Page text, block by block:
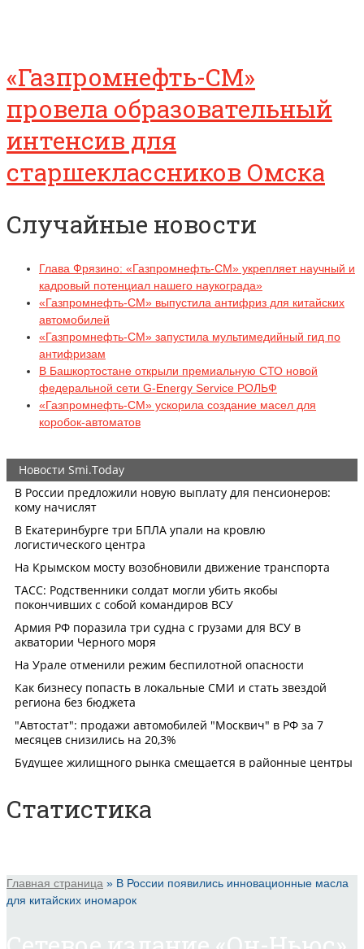
«Газпромнефть-СМ»
провела образовательный
интенсив для
старшеклассников Омска
Случайные новости
Глава Фрязино: «Газпромнефть-СМ» укрепляет научный и
кадровый потенциал нашего наукограда»
«Газпромнефть-СМ» выпустила антифриз для китайских
автомобилей
«Газпромнефть-СМ» запустила мультимедийный гид по
антифризам
В Башкортостане открыли премиальную СТО новой
федеральной сети G-Energy Service РОЛЬФ
«Газпромнефть-СМ» ускорила создание масел для
коробок-автоматов
Статистика
Главная страница » В России появились инновационные масла
для китайских иномарок